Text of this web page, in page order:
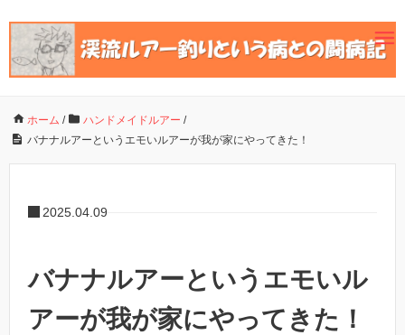
ホーム / ハンドメイドルアー /
バナナルアーというエモいルアーが我が家にやってきた！
2025.04.09
バナナルアーというエモいル
アーが我が家にやってきた！